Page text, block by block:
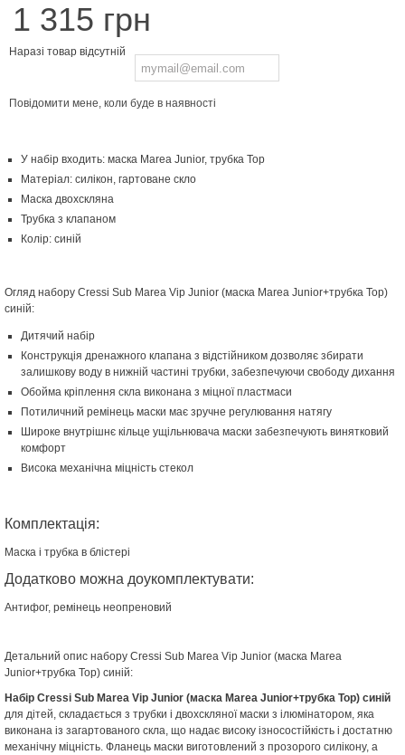
1 315 грн
Наразі товар відсутній
Повідомити мене, коли буде в наявності
У набір входить: маска Marea Junior, трубка Top
Матеріал: силікон, гартоване скло
Маска двохскляна
Трубка з клапаном
Колір: синій
Огляд набору Cressi Sub Marea Vip Junior (маска Marea Junior+трубка Top)
синій:
Дитячий набір
Конструкція дренажного клапана з відстійником дозволяє збирати
залишкову воду в нижній частині трубки, забезпечуючи свободу дихання
Обойма кріплення скла виконана з міцної пластмаси
Потиличний ремінець маски має зручне регулювання натягу
Широке внутрішнє кільце ущільнювача маски забезпечують винятковий
комфорт
Висока механічна міцність стекол
Комплектація:
Маска і трубка в блістері
Додатково можна доукомплектувати:
Антифог, ремінець неопреновий
Детальний опис набору Cressi Sub Marea Vip Junior (маска Marea
Junior+трубка Top) синій:
Набір Cressi Sub Marea Vip Junior (маска Marea Junior+трубка Top) синій
для дітей, складається з трубки і двохскляної маски з ілюмінатором, яка
виконана із загартованого скла, що надає високу ізносостійкість і достатню
механічну міцність. Фланець маски виготовлений з прозорого силікону, а